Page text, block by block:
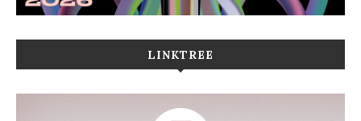
LINKTREE